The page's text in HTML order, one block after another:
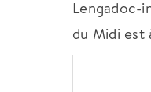
Lengadoc-
du Midi est